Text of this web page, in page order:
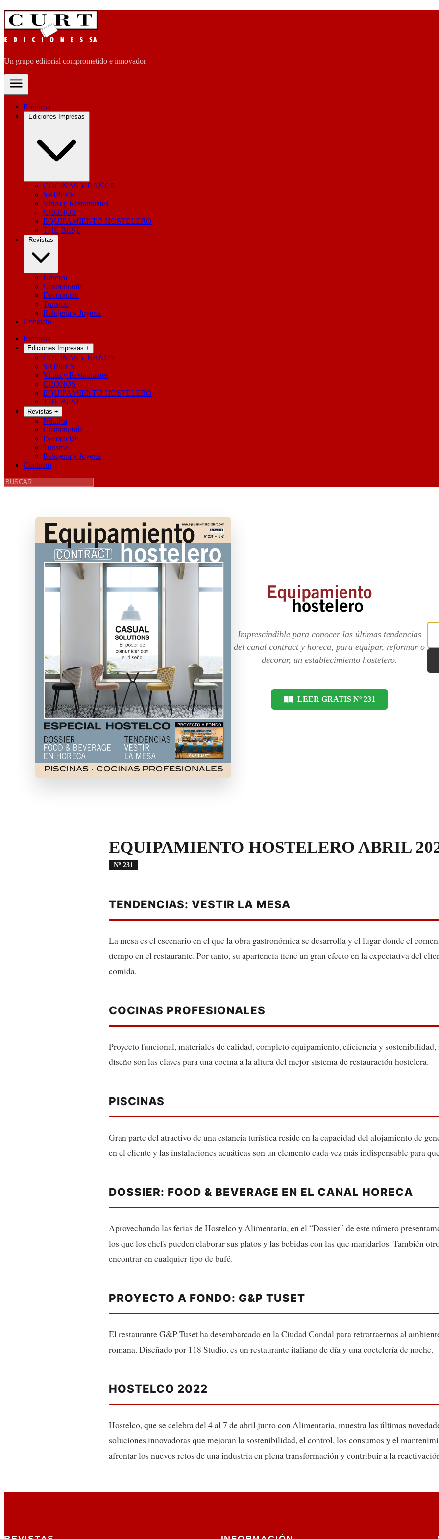
Un grupo editorial comprometido e innovador
Empresa
Ediciones Impresas
COCINAS Y BAÑOS
SKIPPER
Vinos y Restaurantes
CRONOS
EQUIPAMIENTO HOSTELERO
THE BEST
Revistas
Náutica
Gastronomía
Decoración
Turismo
Relojería y Joyería
Contacto
Empresa
Ediciones Impresas +
COCINAS Y BAÑOS
SKIPPER
Vinos y Restaurantes
CRONOS
EQUIPAMIENTO HOSTELERO
THE BEST
Revistas +
Náutica
Gastronomía
Decoración
Turismo
Relojería y Joyería
Contacto
Imprescindible para conocer las últimas tendencias
del canal contract y horeca, para equipar, reformar o
decorar, un establecimiento hostelero.
LEER GRATIS Nº 231
EQUIPAMIENTO HOSTELERO ABRIL
Nº 231
TENDENCIAS: VESTIR LA MESA
La mesa es el escenario en el que la obra gastronómica se desarrolla y el lugar donde el
tiempo en el restaurante. Por tanto, su apariencia tiene un gran efecto en la expectativa del
comida.
COCINAS PROFESIONALES
Proyecto funcional, materiales de calidad, completo equipamiento, eficiencia y
diseño son las claves para una cocina a la altura del mejor sistema de restauración hostelera.
PISCINAS
Gran parte del atractivo de una estancia turística reside en la capacidad del alojamiento de
en el cliente y las instalaciones acuáticas son un elemento cada vez más indispensable para
DOSSIER: FOOD & BEVERAGE EN EL CANAL HORECA
Aprovechando las ferias de Hostelco y Alimentaria, en el “Dossier” de este número
los que los chefs pueden elaborar sus platos y las bebidas con las que maridarlos. También
encontrar en cualquier tipo de bufé.
PROYECTO A FONDO: G&P TUSET
El restaurante G&P Tuset ha desembarcado en la Ciudad Condal para retrotraernos al
romana. Diseñado por 118 Studio, es un restaurante italiano de día y una coctelería de noche.
HOSTELCO 2022
Hostelco, que se celebra del 4 al 7 de abril junto con Alimentaria, muestra las últimas
soluciones innovadoras que mejoran la sostenibilidad, el control, los consumos y el
afrontar los nuevos retos de una industria en plena transformación y contribuir a la